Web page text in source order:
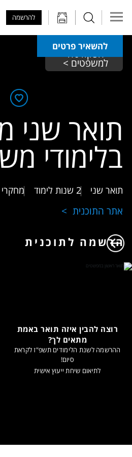
להרשמה
להשאיר פרטים
הפקולטה
למשפטים >
תואר שני
בלימודי
תואר שני 2 שנות לימוד מחקרי
אתר התוכנית
הרשמה לתוכנית
רוצה להבין איזה תואר באמת
מתאים לך?
ההרשמה לשנת הלימודים תשפ"ז לקראת
סיום!
לתיאום שיחת ייעוץ אישית